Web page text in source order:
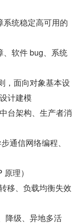
统稳定高可用的
计建模
理）
降级、异地多活